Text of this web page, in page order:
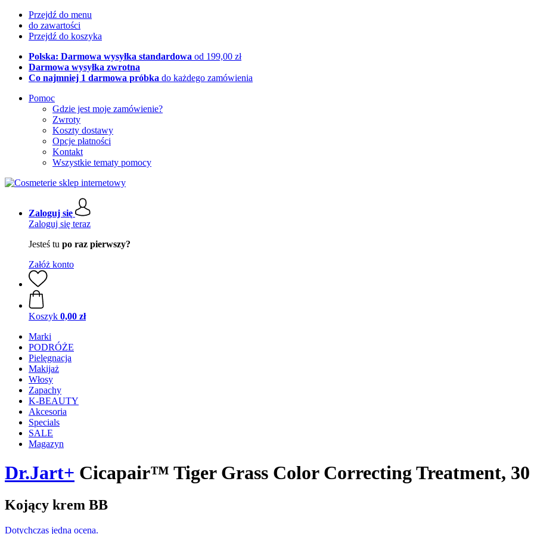
Przejdź do menu
do zawartości
Przejdź do koszyka
Polska: Darmowa wysyłka standardowa od 199,00 zł
Darmowa wysyłka zwrotna
Co najmniej 1 darmowa próbka do każdego zamówienia
Pomoc
Gdzie jest moje zamówienie?
Zwroty
Koszty dostawy
Opcje płatności
Kontakt
Wszystkie tematy pomocy
Zaloguj się
Zaloguj się teraz
Jesteś tu po raz pierwszy?
Załóż konto
Koszyk 0,00 zł
Marki
PODRÓŻE
Pielęgnacja
Makijaż
Włosy
Zapachy
K-BEAUTY
Akcesoria
Specials
SALE
Magazyn
Dr.Jart+ Cicapair™ Tiger Grass Color Correcting Treatment,
Kojący krem ​​BB
Dotychczas jedna ocena.